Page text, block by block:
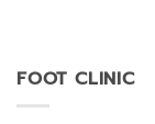
FOOT CLINIC